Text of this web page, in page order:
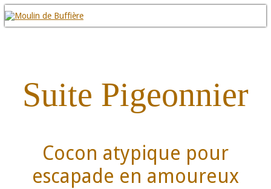
Suite Pigeonnier
Cocon atypique pour
escapade en amoureux